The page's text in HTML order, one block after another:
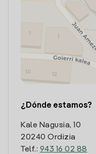
¿Dónde estamos?
Kale Nagusia, 10
20240 Ordizia
Telf.: 943 16 02 88